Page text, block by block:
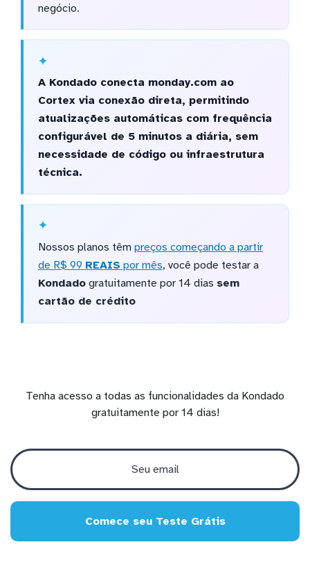
negócio.
A Kondado conecta monday.com ao
Cortex via conexão direta, permitindo
atualizações automáticas com frequência
configurável de 5 minutos a diária, sem
necessidade de código ou infraestrutura
técnica.
Nossos planos têm preços começando a partir
de R$ 99 REAIS por mês, você pode testar a
Kondadogratuitamente por 14 dias sem
cartão de crédito
Tenha acesso a todas as funcionalidades da Kondado
gratuitamente por 14 dias!
Comece seu Teste Grátis